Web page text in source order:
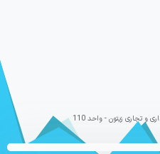
تجاری زیتون - واحد 110